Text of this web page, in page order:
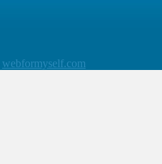
webformyself.com